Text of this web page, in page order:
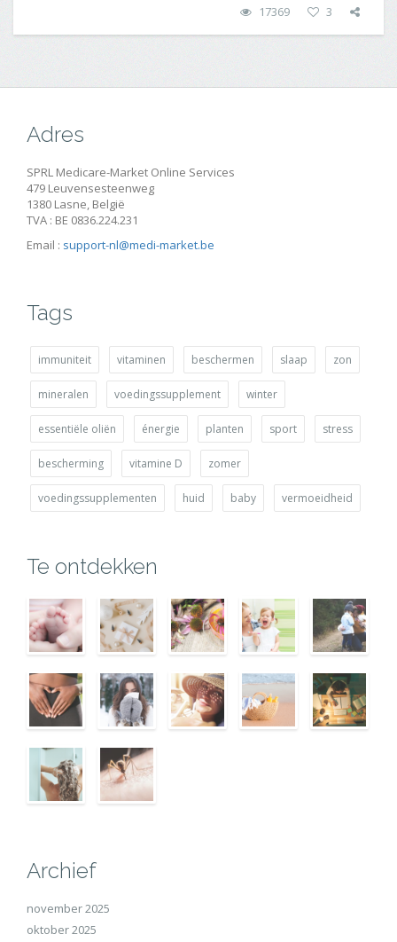
17369 3
Adres
SPRL Medicare-Market Online Services
479 Leuvensesteenweg
1380 Lasne, België
TVA : BE 0836.224.231
Email : support-nl@medi-market.be
Tags
immuniteit vitaminen beschermen slaap zon
mineralen voedingssupplement winter
essentiële oliën énergie planten sport stress
bescherming vitamine D zomer
voedingssupplementen huid baby vermoeidheid
Te ontdekken
Archief
november 2025
oktober 2025